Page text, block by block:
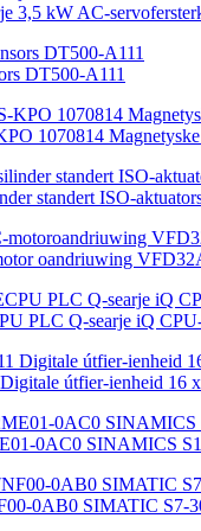
3,5 kW AC-
DT500-A111
1070814 Magnetyske
standert ISO-
oandriuwing
PLC Q-searje iQ
útfier-ienheid 16 x
0AC0 SINAMICS
0AB0 SIMATIC S7-